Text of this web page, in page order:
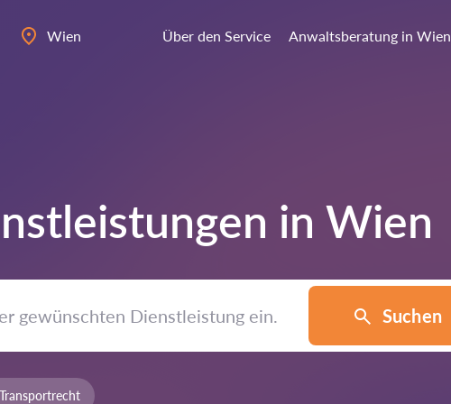
Wien Über den Service Anwaltsberatung in Wien
in Wien
Suchen
Transportrecht